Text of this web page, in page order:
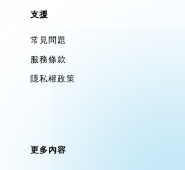
支援
常見問題
服務條款
隱私權政策
更多內容